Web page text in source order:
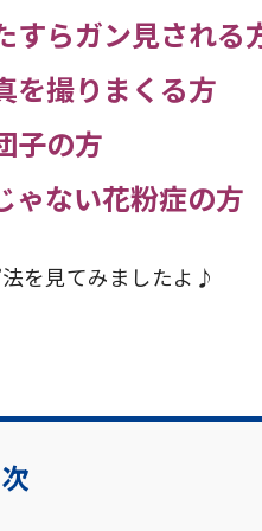
らガン見される
撮りまくる方
子の方
ない花粉症の方
を見てみましたよ♪